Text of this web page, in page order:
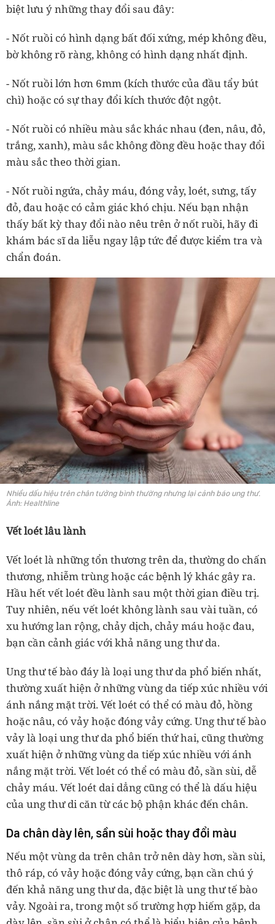
biệt lưu ý những thay đổi sau đây:
- Nốt ruồi có hình dạng bất đối xứng, mép không đều,
bờ không rõ ràng, không có hình dạng nhất định.
- Nốt ruồi lớn hơn 6mm (kích thước của đầu tẩy bút
chì) hoặc có sự thay đổi kích thước đột ngột.
- Nốt ruồi có nhiều màu sắc khác nhau (đen, nâu, đỏ,
trắng, xanh), màu sắc không đồng đều hoặc thay đổi
màu sắc theo thời gian.
- Nốt ruồi ngứa, chảy máu, đóng vảy, loét, sưng, tấy
đỏ, đau hoặc có cảm giác khó chịu. Nếu bạn nhận
thấy bất kỳ thay đổi nào nêu trên ở nốt ruồi, hãy đi
khám bác sĩ da liễu ngay lập tức để được kiểm tra và
chẩn đoán.
Nhiều dấu hiệu trên chân tưởng bình thường nhưng lại cảnh báo ung thư.
Ảnh: Healthline
Vết loét lâu lành
Vết loét là những tổn thương trên da, thường do chấn
thương, nhiễm trùng hoặc các bệnh lý khác gây ra.
Hầu hết vết loét đều lành sau một thời gian điều trị.
Tuy nhiên, nếu vết loét không lành sau vài tuần, có
xu hướng lan rộng, chảy dịch, chảy máu hoặc đau,
bạn cần cảnh giác với khả năng ung thư da.
Ung thư tế bào đáy là loại ung thư da phổ biến nhất,
thường xuất hiện ở những vùng da tiếp xúc nhiều với
ánh nắng mặt trời. Vết loét có thể có màu đỏ, hồng
hoặc nâu, có vảy hoặc đóng vảy cứng. Ung thư tế bào
vảy là loại ung thư da phổ biến thứ hai, cũng thường
xuất hiện ở những vùng da tiếp xúc nhiều với ánh
nắng mặt trời. Vết loét có thể có màu đỏ, sần sùi, dễ
chảy máu. Vết loét dai dẳng cũng có thể là dấu hiệu
của ung thư di căn từ các bộ phận khác đến chân.
Da chân dày lên, sần sùi hoặc thay đổi màu
Nếu một vùng da trên chân trở nên dày hơn, sần sùi,
thô ráp, có vảy hoặc đóng vảy cứng, bạn cần chú ý
đến khả năng ung thư da, đặc biệt là ung thư tế bào
vảy. Ngoài ra, trong một số trường hợp hiếm gặp, da